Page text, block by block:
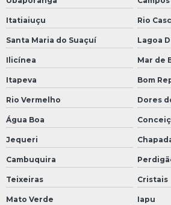
Itatiaiuçu Rio
Santa Maria do Suaçuí Lagoa
Ilicínea Mar de
Itapeva Bom
Rio Vermelho Dores
Água Boa
Jequeri
Cambuquira
Teixeiras Cristais
Mato Verde Iapu